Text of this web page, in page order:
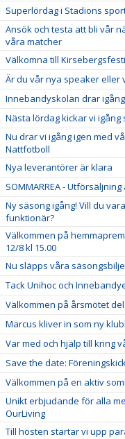
Superlördag i Stadions
Ansök och testa att bli vår
våra matcher
Välkomna till
Är du vår nya speaker eller
Innebandyskolan drar
Nästa lördag kickar vi
Nu drar vi igång igen med
Nattfotboll
Nya leverantörer är klara
SOMMARREA - Utförsäljning
Ny säsong igång! Vill du
funktionär?
Välkommen på
12/8 kl 15.00
Nu släpps våra
Tack Unihoc och
Välkommen på årsmötet del
Marcus kliver in som ny
Var med och hjälp till kring
Save the date:
Välkommen på en aktiv
Unikt erbjudande för alla
OurLiving
Till hösten startar vi upp